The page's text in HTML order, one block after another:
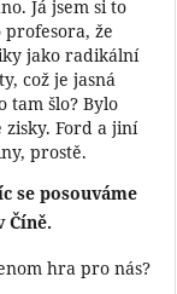
Já jsem si to
že
jako radikální
což je jasná
tam šlo? Bylo
Ford a jiní
prostě.
se posouváme
Číně.
hra pro nás?